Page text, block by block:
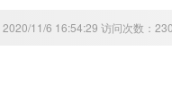
2020/11/6 16:54:29 访问次数：